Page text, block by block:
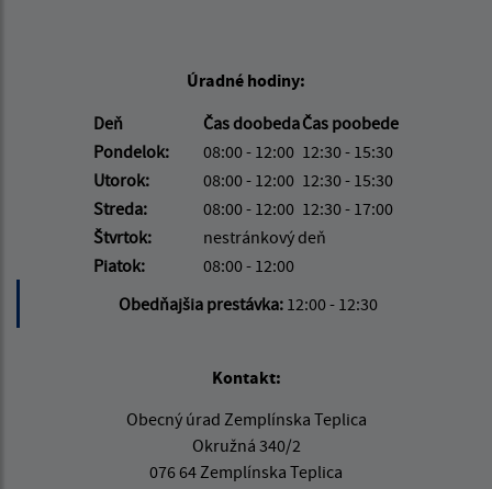
Úradné hodiny:
Deň
Čas doobedaČas poobede
Pondelok:
08:00 - 12:00 12:30 - 15:30
Utorok:
08:00 - 12:00 12:30 - 15:30
Streda:
08:00 - 12:00 12:30 - 17:00
Štvrtok:
nestránkový deň
Piatok:
08:00 - 12:00
Obedňajšia prestávka: 12:00 - 12:30
Kontakt:
Obecný úrad Zemplínska Teplica
Okružná 340/2
076 64 Zemplínska Teplica